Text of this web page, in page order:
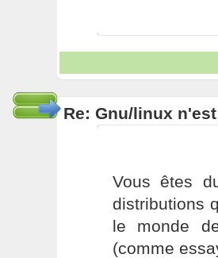
Re: Gnu/linux
Vous êtes
distributions
le monde
(comme